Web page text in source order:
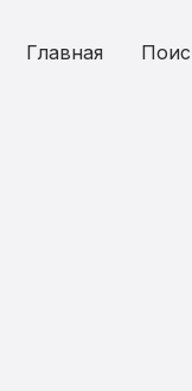
Главная